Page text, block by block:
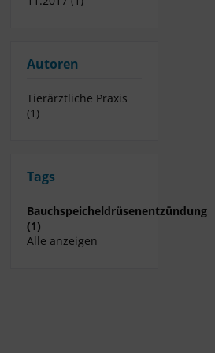
Autoren
Tierärztliche Praxis
(1)
Tags
Bauchspeicheldrüsenentzündung
(1)
Alle anzeigen